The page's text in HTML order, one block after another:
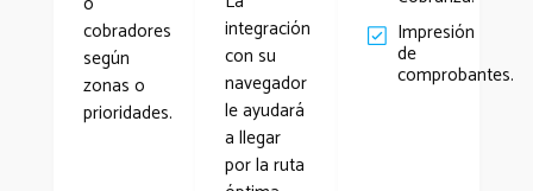
cobradores
según
zonas o
prioridades.
integración
con su
navegador
le ayudará
a llegar
por la ruta
Impresión
de
comprobantes.